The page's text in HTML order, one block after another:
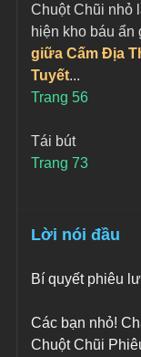
Chuột Chũi nhỏ
hiện kho báu
giữa Cấm Địa
Tuyết...
Trang 56
Tái bút
Trang 73
Lời nói đầu
Bí quyết phiêu
Các bạn nhỏ!
Chuột Chũi